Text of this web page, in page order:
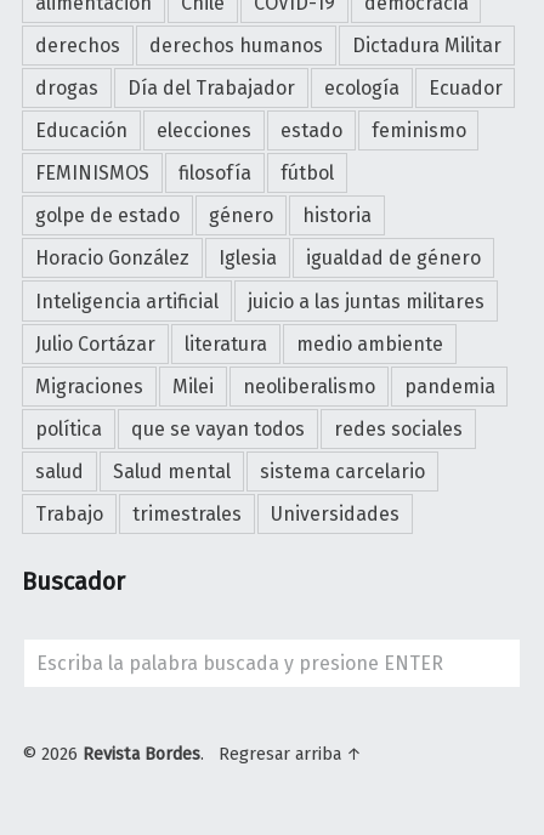
derechos
derechos humanos
Dictadura Militar
drogas
Día del Trabajador ecología
Ecuador
Educación
elecciones estado
feminismo
FEMINISMOS
filosofía
fútbol
golpe de estado
género
historia
Horacio González
Iglesia
igualdad de género
Inteligencia artificial
juicio a las juntas militares
Julio Cortázar
literatura
medio ambiente
Migraciones
Milei neoliberalismo
pandemia
política
que se vayan todos
redes sociales
salud
Salud mental
sistema carcelario
Trabajo
trimestrales Universidades
Buscador
Search
© 2026 Revista Bordes. Regresar arriba ↑